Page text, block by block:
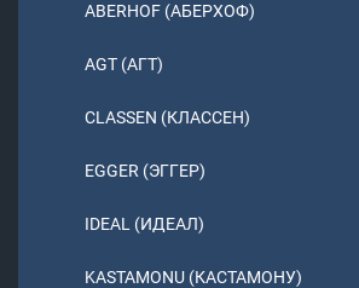
ABERHOF (АБЕРХОФ)
AGT (АГТ)
CLASSEN (КЛАССЕН)
EGGER (ЭГГЕР)
IDEAL (ИДЕАЛ)
KASTAMONU (КАСТАМОНУ)